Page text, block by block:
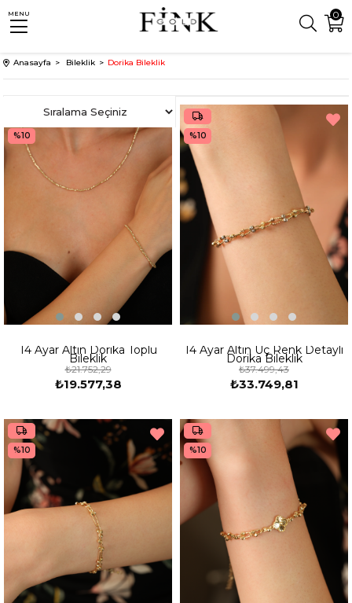
0
MENU
Anasayfa Bileklik Dorika Bileklik
14 Ayar Altın Dorika Toplu
Bileklik
₺19.577,38
₺21.752,29
%10
14 Ayar Altın Üç Renk Detaylı
Dorika Bileklik
₺33.749,81
₺37.499,43
%10
%10 %10